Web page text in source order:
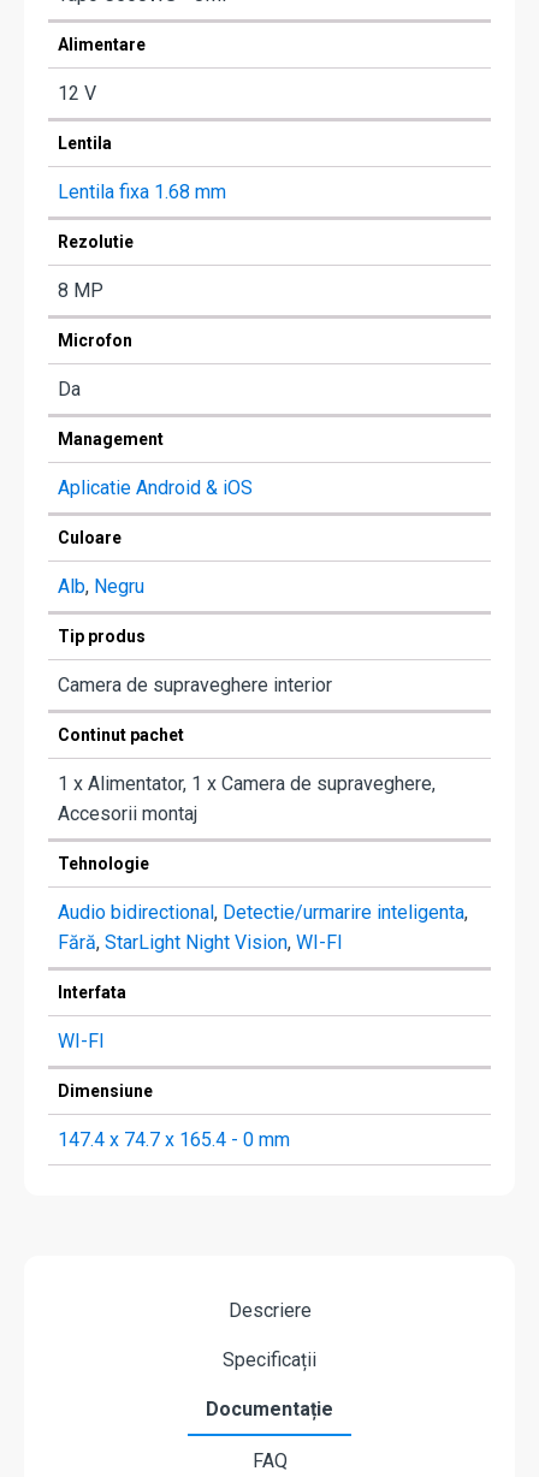
Alimentare
12 V
Lentila
Lentila fixa 1.68 mm
Rezolutie
8 MP
Microfon
Da
Management
Aplicatie Android & iOS
Culoare
Alb, Negru
Tip produs
Camera de supraveghere interior
Continut pachet
1 x Alimentator, 1 x Camera de supraveghere,
Accesorii montaj
Tehnologie
Audio bidirectional , Detectie/urmarire inteligenta,
Fără, StarLight Night Vision, WI-FI
Interfata
WI-FI
Dimensiune
147.4 x 74.7 x 165.4 - 0 mm
Descriere
Specificații
Documentație
FAQ